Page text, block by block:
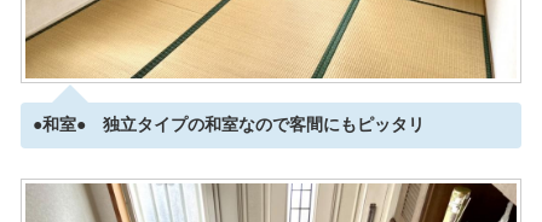
●和室● 独立タイプの和室なので客間にもピッタリ